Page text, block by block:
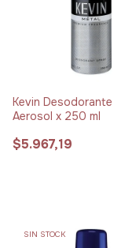
Kevin
Aerosol x 250 ml
$5.967,19
SIN STOCK